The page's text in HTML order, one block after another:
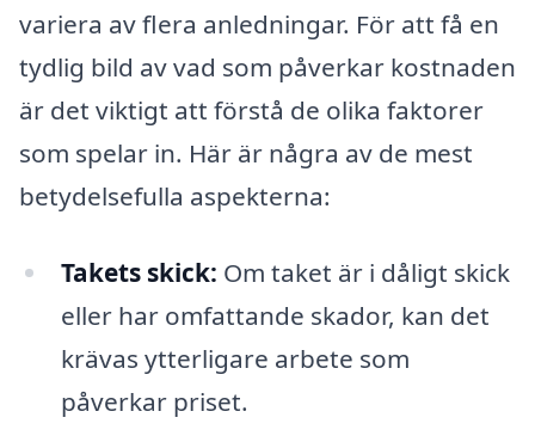
variera av flera anledningar. För att få en
tydlig bild av vad som påverkar kostnaden
är det viktigt att förstå de olika faktorer
som spelar in. Här är några av de mest
betydelsefulla aspekterna:
Takets skick: Om taket är i dåligt skick
eller har omfattande skador, kan det
krävas ytterligare arbete som
påverkar priset.